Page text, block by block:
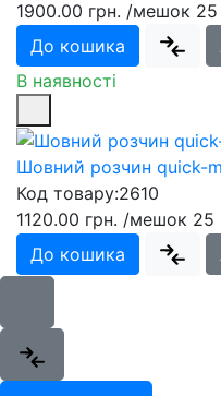
1900.00 грн. /мешок 25
До кошика
В наявності
Шовний розчин quick-
Код товару:2610
1120.00 грн. /мешок 25
До кошика